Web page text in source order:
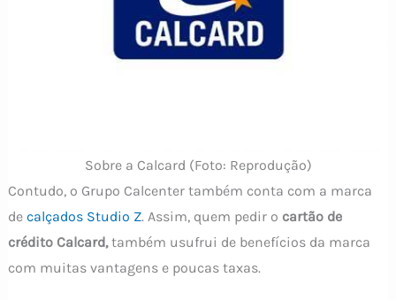
Sobre a Calcard (Foto: Reprodução)
Contudo, o Grupo Calcenter também conta com a marca
de calçados Studio Z. Assim, quem pedir o cartão de
crédito Calcard,também usufrui de benefícios da marca
com muitas vantagens e poucas taxas.